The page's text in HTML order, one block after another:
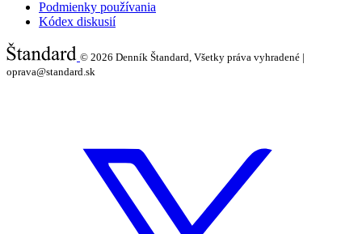
Podmienky používania
Kódex diskusií
© 2026 Denník Štandard, Všetky práva vyhradené |
oprava@standard.sk